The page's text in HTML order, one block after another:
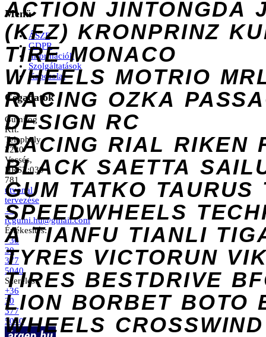
ACTION JINTONGDA
(KFZ) KRONPRINZ
TIRE MONACO
WHEELS MOTRIO
RACING OZKA
DESIGN RC
RACING RIAL RIKEN
BLACK SAETTA
GUM TATKO TAURUS
SPEEDWHEELS
A TIANFU TIANLI
TYRES VICTORUN
TIRES BESTDRIVE
LION BORBET BOTO
WHEELS CROSSWIND
Menü
ÁSZF
GDPR
Információk
Szolgáltatások
Kapcsolat
Cégadatok
Gumilog
Kft.
Telephely
2220
Vecsés,
HRSZ:039
781
útvonal
tervezése
→
rcgumi.hu@gmail.com
Értékesítés:
+36
30
377
5040
Szerelés:
+36
30
377
5040